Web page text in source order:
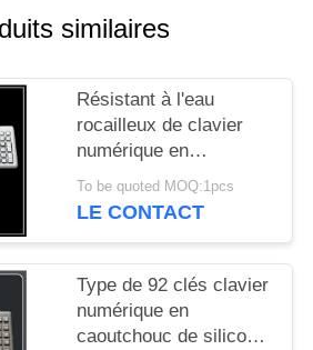
similaires
Résistant à l'eau
rocailleux de clavier
numérique en
caoutchouc de silicone
avec 109 boutons
To be quoted MOQ:1pcs
LE CONTACT
Type de 92 clés clavier
numérique en
caoutchouc de silicone